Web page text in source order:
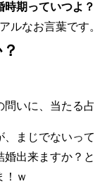
期っていつよ
ルなお言葉で
問いに、当た
、まじでない
婚出来ますか？
！ｗ